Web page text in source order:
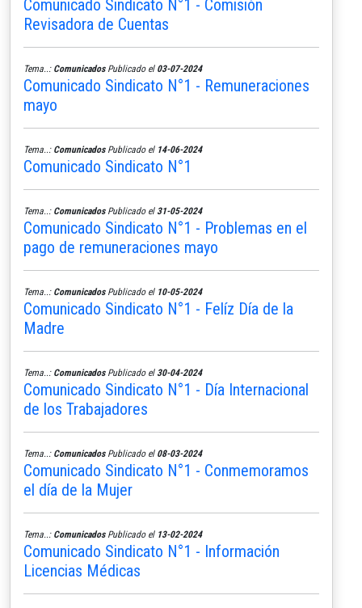
Comunicado Sindicato N°1 - Comisión
Revisadora de Cuentas
Tema..: ComunicadosPublicado el 03-07-2024
Comunicado Sindicato N°1 - Remuneraciones
mayo
Tema..: ComunicadosPublicado el 14-06-2024
Comunicado Sindicato N°1
Tema..: ComunicadosPublicado el 31-05-2024
Comunicado Sindicato N°1 - Problemas en el
pago de remuneraciones mayo
Tema..: ComunicadosPublicado el 10-05-2024
Comunicado Sindicato N°1 - Felíz Día de la
Madre
Tema..: ComunicadosPublicado el 30-04-2024
Comunicado Sindicato N°1 - Día Internacional
de los Trabajadores
Tema..: ComunicadosPublicado el 08-03-2024
Comunicado Sindicato N°1 - Conmemoramos
el día de la Mujer
Tema..: ComunicadosPublicado el 13-02-2024
Comunicado Sindicato N°1 - Información
Licencias Médicas